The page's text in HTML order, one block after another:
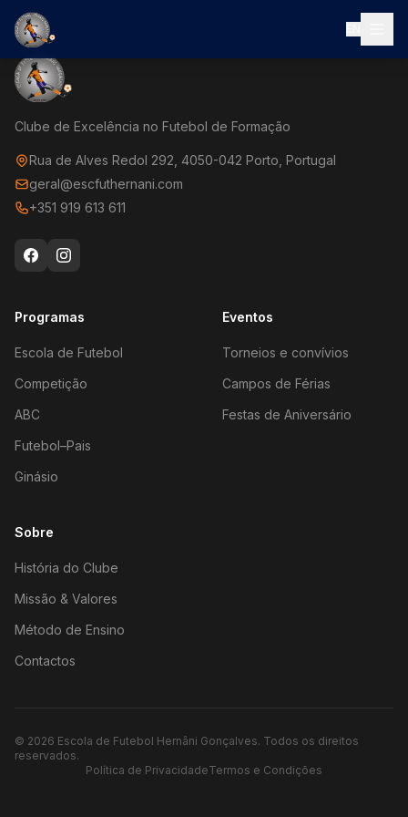
Clube de Excelência no Futebol de Formação
Rua de Alves Redol 292, 4050-042 Porto, Portugal
geral@escfuthernani.com
+351 919 613 611
Programas
Escola de Futebol
Competição
ABC
Futebol–Pais
Ginásio
Eventos
Torneios e convívios
Campos de Férias
Festas de Aniversário
Sobre
História do Clube
Missão & Valores
Método de Ensino
Contactos
© 2026 Escola de Futebol Hernâni Gonçalves. Todos os direitos
reservados.
Política de PrivacidadeTermos e Condições